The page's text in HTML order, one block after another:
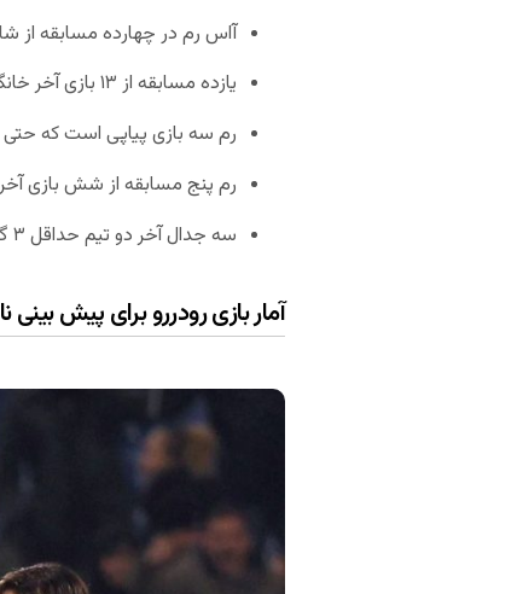
آاس رم در چهارده مسابقه از شانزده
یازده مسابقه از ۱۳ بازی آخر خانگی ناپولی در لیگ، بالای ۲.۵ گل داشته است.
رم سه بازی پیاپی است که حتی
رم پنج مسابقه از شش بازی
سه جدال آخر دو تیم حداقل ۳ گل را ثبت کرده است.
آمار بازی رودررو برای پیش بینی